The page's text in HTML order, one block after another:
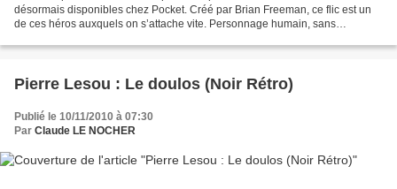
désormais disponibles chez Pocket. Créé par Brian Freeman, ce flic est un
de ces héros auxquels on s’attache vite. Personnage humain, sans
Pierre Lesou : Le doulos (Noir Rétro)
Publié le 10/11/2010 à 07:30
Par Claude LE NOCHER